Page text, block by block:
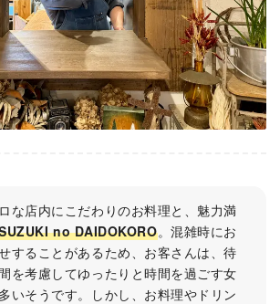
な店内にこだわりのお料理と、魅力満
no DAIDOKORO。混雑時にお
することがあるため、お客さんは、待
を考慮してゆったりと時間を過ごす女
いそうです。しかし、お料理やドリン